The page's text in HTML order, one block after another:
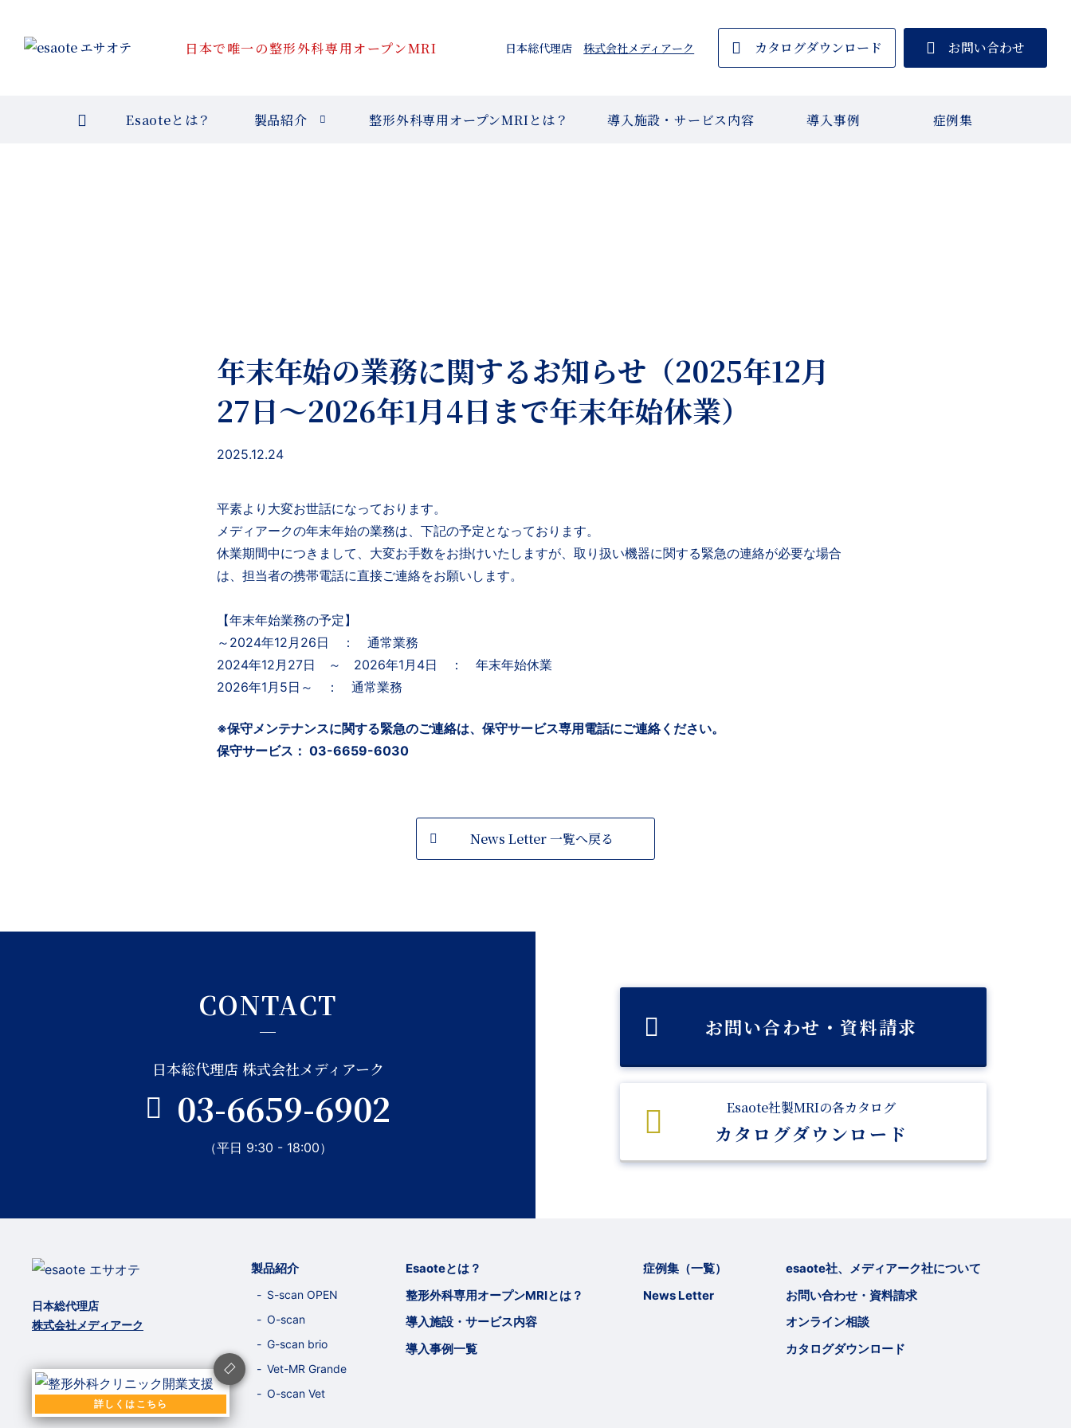
日本で唯一の整形外科専用オープンMRI 日本総代理店 株式会社メディアーク カタログダウンロード お問い合わせ
Esaoteとは？ 製品紹介 整形外科専用オープンMRIとは？ 導入施設・サービス内容 導入事例 症例集
年末年始の業務に関するお知らせ（2025年12月
27日～2026年1月4日まで年末年始休業）
2025.12.24
平素より大変お世話になっております。
メディアークの年末年始の業務は、下記の予定となっております。
休業期間中につきまして、大変お手数をお掛けいたしますが、取り扱い機器に関する緊急の連絡が必要な場合
は、担当者の携帯電話に直接ご連絡をお願いします。
【年末年始業務の予定】
～2024年12月26日 ： 通常業務
2024年12月27日 ～ 2026年1月4日 ： 年末年始休業
2026年1月5日～ ： 通常業務
※保守メンテナンスに関する緊急のご連絡は、保守サービス専用電話にご連絡ください。
保守サービス： 03-6659-6030​
News Letter 一覧へ戻る
CONTACT
日本総代理店 株式会社メディアーク
03-6659-6902
（平日 9:30 - 18:00）
お問い合わせ・資料請求
Esaote社製MRIの各カタログ
カタログダウンロード
日本総代理店
株式会社メディアーク
© MEDIARK . All Right Reserved.
製品紹介
S-scan OPEN
O-scan
G-scan brio
Vet-MR Grande
O-scan Vet
Esaoteとは？
整形外科専用オープンMRIとは？
導入施設・サービス内容
導入事例一覧
症例集（一覧）
News Letter
esaote社、メディアーク社について
お問い合わせ・資料請求
オンライン相談
カタログダウンロード
詳しくはこちら